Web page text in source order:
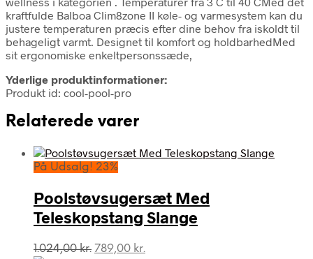
kraftfulde Balboa Clim8zone II køle- og varmesystem kan du
justere temperaturen præcis efter dine behov fra iskoldt til
behageligt varmt. Designet til komfort og holdbarhedMed
sit ergonomiske enkeltpersonssæde,
Yderlige produktinformationer:
Produkt id: cool-pool-pro
Relaterede varer
På Udsalg! 23%
Poolstøvsugersæt Med
Teleskopstang Slange
1.024,00kr. Den
789,00 kr.